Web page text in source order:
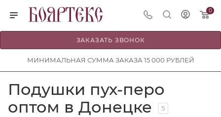
0
ЗАКАЗАТЬ ЗВОНОК
МИНИМАЛЬНАЯ СУММА ЗАКАЗА 15 000 РУБЛЕЙ
Подушки пух-перо
оптом в Донецке
5